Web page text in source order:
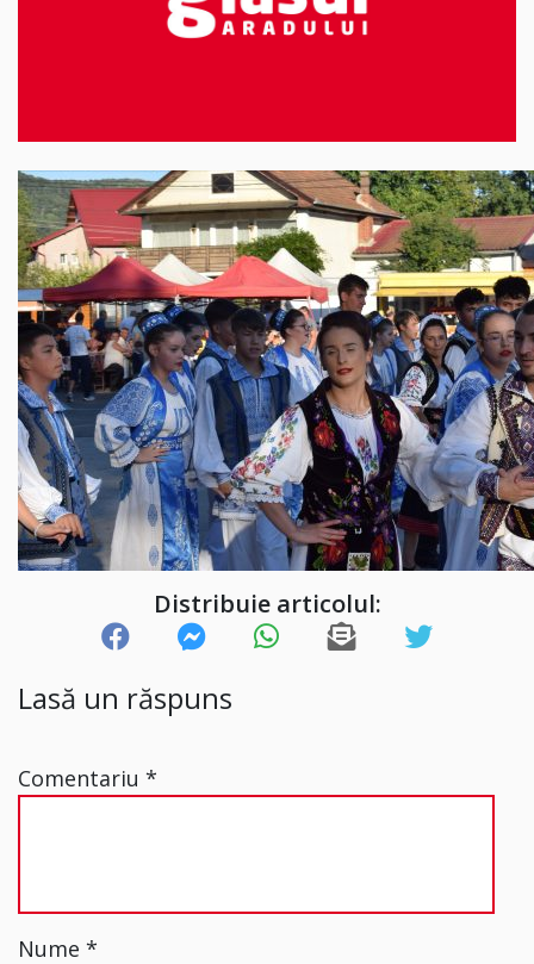
Distribuie articolul:
Lasă un răspuns
Comentariu *
Nume *